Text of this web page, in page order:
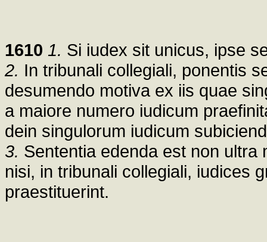
1610 1. Si iudex sit unicus, ipse
2. In tribunali collegiali, ponentis
desumendo motiva ex iis quae
a maiore numero iudicum
dein singulorum iudicum
3. Sententia edenda est non
nisi, in tribunali collegiali, iudices
praestituerint.